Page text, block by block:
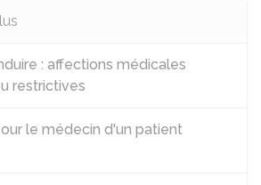
: affections médicales
restrictives
le médecin d'un patient